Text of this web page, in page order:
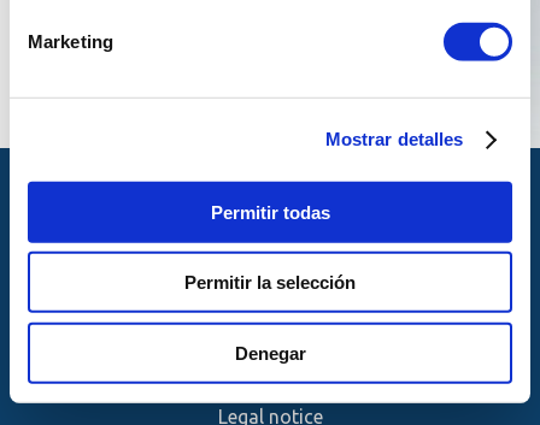
Marketing
Mostrar detalles
Permitir todas
Permitir la selección
Denegar
Legal notice
© Copyright Reganosa 2024